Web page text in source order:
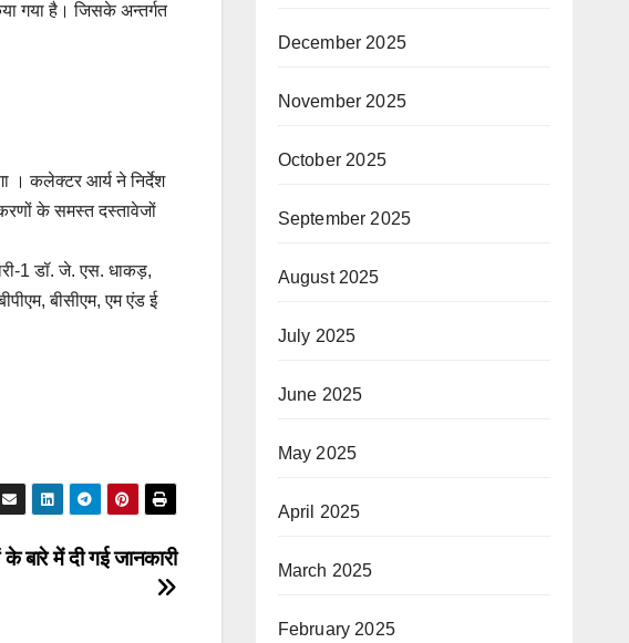
गया है। जिसके अन्तर्गत
। कलेक्टर आर्य ने निर्देश
के समस्त दस्तावेजों
1 डॉ. जे. एस. धाकड़,
बीसीएम, एम एंड ई
बारे में दी गई जानकारी
December 2025
November 2025
October 2025
September 2025
August 2025
July 2025
June 2025
May 2025
April 2025
March 2025
February 2025